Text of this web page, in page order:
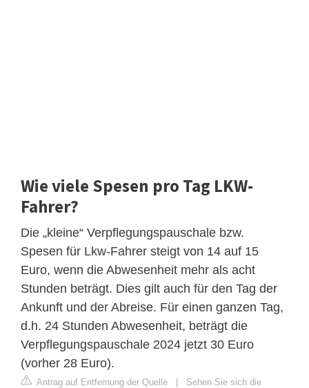
Wie viele Spesen pro Tag LKW-
Fahrer?
Die „kleine“ Verpflegungspauschale bzw.
Spesen für Lkw-Fahrer steigt von 14 auf 15
Euro, wenn die Abwesenheit mehr als acht
Stunden beträgt. Dies gilt auch für den Tag der
Ankunft und der Abreise. Für einen ganzen Tag,
d.h. 24 Stunden Abwesenheit, beträgt die
Verpflegungspauschale 2024 jetzt 30 Euro
(vorher 28 Euro).
Antrag auf Entfernung der Quelle | Sehen Sie sich die